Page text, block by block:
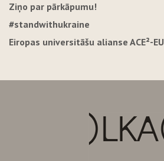
Ziņo par pārkāpumu!
#standwithukraine
Eiropas universitāšu alianse ACE²-EU